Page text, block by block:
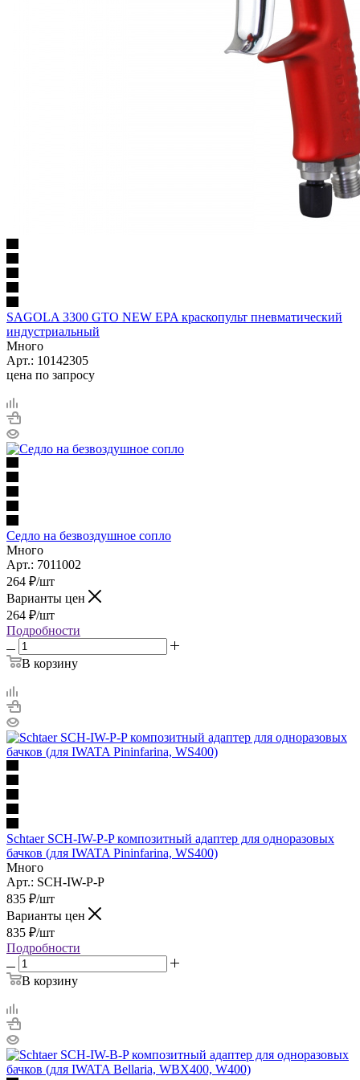
SAGOLA 3300 GTO NEW EPA краскопульт пневматический
индустриальный
Много
Арт.: 10142305
цена по запросу
Седло на безвоздушное сопло
Много
Арт.: 7011002
264 ₽/шт
Варианты цен
264 ₽/шт
Подробности
В корзину
Schtaer SCH-IW-P-P композитный адаптер для одноразовых
бачков (для IWATA Pininfarina, WS400)
Много
Арт.: SCH-IW-P-P
835 ₽/шт
Варианты цен
835 ₽/шт
Подробности
В корзину